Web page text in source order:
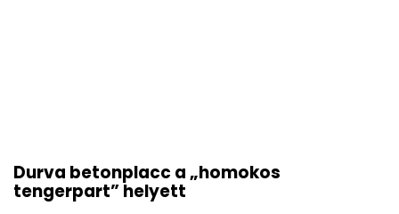
Durva betonplacc a „homokos
tengerpart” helyett